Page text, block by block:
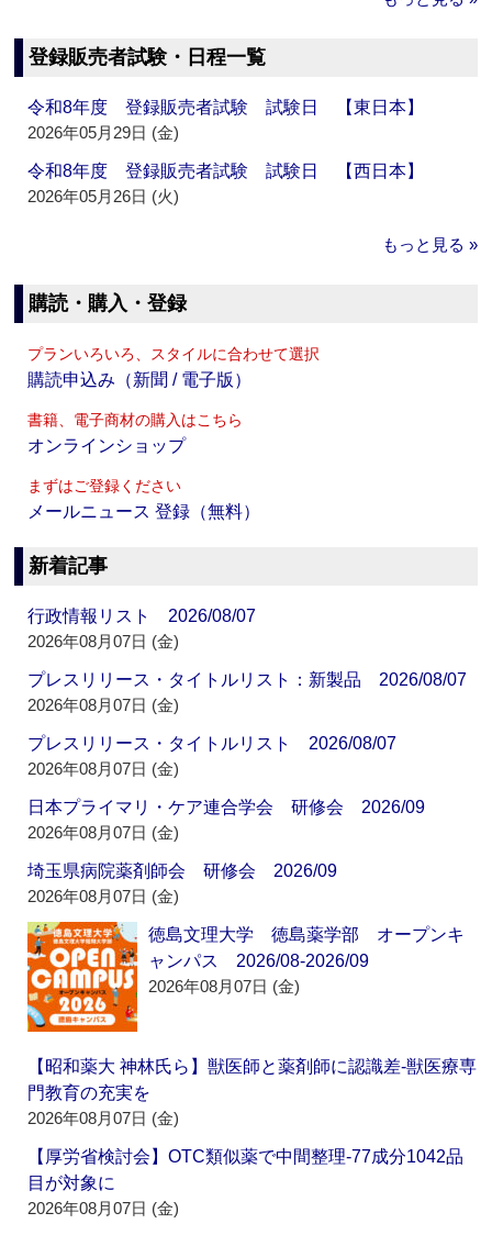
登録販売者試験・日程一覧
令和8年度 登録販売者試験 試験日 【東日本】
2026年05月29日 (金)
令和8年度 登録販売者試験 試験日 【西日本】
2026年05月26日 (火)
もっと見る »
購読・購入・登録
プランいろいろ、スタイルに合わせて選択
購読申込み（新聞 / 電子版）
書籍、電子商材の購入はこちら
オンラインショップ
まずはご登録ください
メールニュース 登録（無料）
新着記事
行政情報リスト 2026/08/07
2026年08月07日 (金)
プレスリリース・タイトルリスト：新製品 2026/08/07
2026年08月07日 (金)
プレスリリース・タイトルリスト 2026/08/07
2026年08月07日 (金)
日本プライマリ・ケア連合学会 研修会 2026/09
2026年08月07日 (金)
埼玉県病院薬剤師会 研修会 2026/09
2026年08月07日 (金)
徳島文理大学 徳島薬学部 オープンキ
ャンパス 2026/08-2026/09
2026年08月07日 (金)
【昭和薬大 神林氏ら】獣医師と薬剤師に認識差‐獣医療専
門教育の充実を
2026年08月07日 (金)
【厚労省検討会】OTC類似薬で中間整理‐77成分1042品
目が対象に
2026年08月07日 (金)